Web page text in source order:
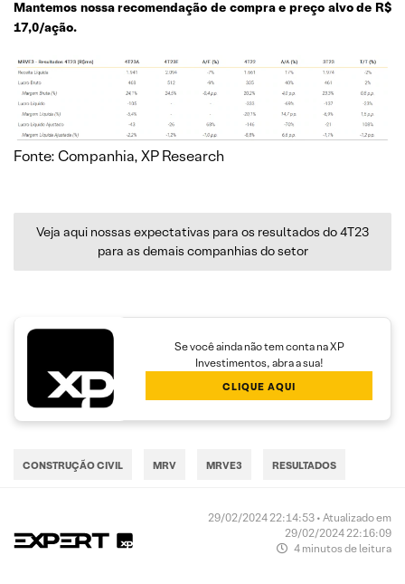
Mantemos nossa recomendação de compra e preço alvo de R$
17,0/ação.
Fonte: Companhia, XP Research
Veja aqui nossas expectativas para os resultados do 4T23
para as demais companhias do setor
Se você ainda não tem conta na XP
Investimentos, abra a sua!
CLIQUE AQUI
CONSTRUÇÃO CIVIL MRV MRVE3 RESULTADOS
29/02/2024 22:14:53 • Atualizado em
29/02/2024 22:16:09
4 minutos de leitura